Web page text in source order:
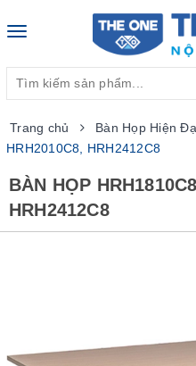
Toggle
Trang chủ Bàn Họp Hiện
HRH2010C8, HRH2412C8
BÀN HỌP
HRH2412C8